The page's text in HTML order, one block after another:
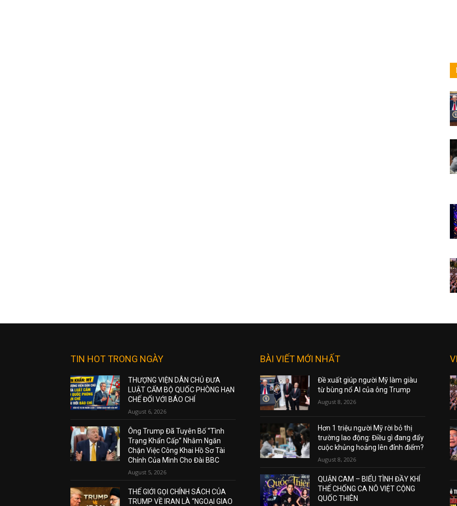
TIN HOT TRONG NGÀY
THƯỢNG VIỆN DÂN CHỦ ĐƯA
LUẬT CẤM BỘ QUỐC PHÒNG HẠN
CHẾ ĐỐI VỚI BÁO CHÍ
August 6, 2026
Ông Trump Đã Tuyên Bố “Tình
Trạng Khẩn Cấp” Nhằm Ngăn
Chặn Việc Công Khai Hồ Sơ Tài
Chính Của Mình Cho Đài BBC
August 5, 2026
THẾ GIỚI GỌI CHÍNH SÁCH CỦA
TRUMP VỀ IRAN LÀ “NGOẠI GIAO
BÀI VIẾT MỚI NHẤT
Đề xuất giúp người Mỹ làm giàu
từ bùng nổ AI của ông Trump
August 8, 2026
Hơn 1 triệu người Mỹ rời bỏ thị
trường lao động: Điều gì đang đẩy
cuộc khủng hoảng lên đỉnh điểm?
August 8, 2026
QUẬN CAM – BIỂU TÌNH ĐẦY KHÍ
THẾ CHỐNG CA NÔ VIỆT CỘNG
QUỐC THIÊN